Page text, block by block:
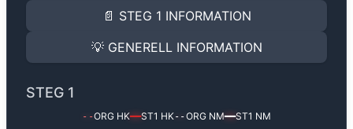
📄 STEG 1 INFORMATION
INFORMATION
Steg 1
Porsche Cayman S -
Effekten ökar från350 hktill400 hkoch
(+50 hk & +110 Nm).
Ger mer effekt, högre vridmoment, lägre
Steg 1 mjukvara justerar vi ett antal
💡 GENERELL INFORMATION
✅ All mjukvara är skräddarsydd för din bil
✅ Felsökning inann samt efter optimering
STEG 1
--ORG HK━━ST1 HK--ORG NM━━ST1 NM